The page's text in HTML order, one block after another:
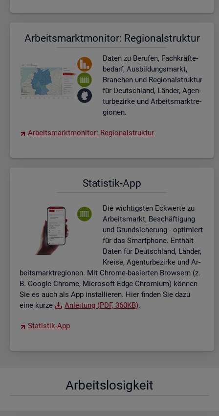
Ar­beits­markt­mo­ni­tor: Re­gio­nal­struk­tur
Daten zu Be­ru­fen, Fach­kräf­te­
be­darf, Aus­bil­dungs­markt,
Bran­chen und Re­gio­nal­struk­tur
für Deutsch­land, Län­der, Agen­
tur­be­zir­ke und Ar­beits­markt­re­
gio­nen.
Ar­beits­markt­mo­ni­tor: Re­gio­nal­struk­tur
Sta­tis­tik-App
Die wich­tigs­ten Eck­wer­te zu
Ar­beits­markt, Be­schäf­ti­gung
und Grund­si­che­rung - op­ti­miert
für das Smart­pho­ne. Ent­hält
Daten für Deutsch­land, Län­der,
Krei­se, Agen­tur­be­zir­ke und Ar­
beits­markt­re­gio­nen. Mit Chro­me-ba­sier­ten Brow­sern (z.
B. Goog­le Chro­me, Mi­cro­soft Edge Chro­mi­um) kön­nen
Sie es auch als App in­stal­lie­ren. Hier fin­den Sie dazu
eine kurze
An­lei­tung (PDF, 360KB).
Sta­tis­tik-App
Ar­beits­lo­sig­keit